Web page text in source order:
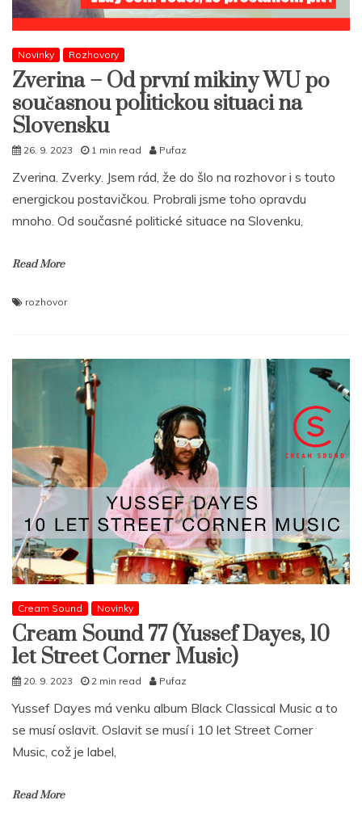
Novinky Rozhovory
Zverina – Od první mikiny WU po
současnou politickou situaci na
Slovensku
26. 9. 2023 1 min read Pufaz
Zverina. Zverky. Jsem rád, že do šlo na rozhovor i s touto
energickou postavičkou. Probrali jsme toho opravdu
mnoho. Od současné politické situace na Slovenku,
Read More
rozhovor
Cream Sound Novinky
Cream Sound 77 (Yussef Dayes, 10
let Street Corner Music)
20. 9. 2023 2 min read Pufaz
Yussef Dayes má venku album Black Classical Music a to
se musí oslavit. Oslavit se musí i 10 let Street Corner
Music, což je label,
Read More